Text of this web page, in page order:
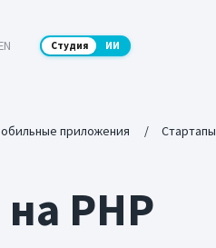
EN Студия ИИ
приложения Стартапы
PHP